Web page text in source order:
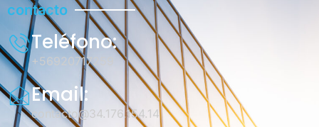
contacto
Teléfono:
+56920717259
Email:
contacto@34.176.154.14